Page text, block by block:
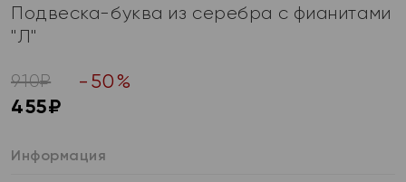
Подвеска-буква из серебра с фианитами
"Л"
910₽ - 50%
455₽
Информация